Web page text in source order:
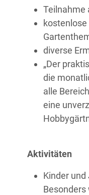
Teilnahme
diverse
„Der
die
alle
eine
Aktivitäten
Kinder
Besonders